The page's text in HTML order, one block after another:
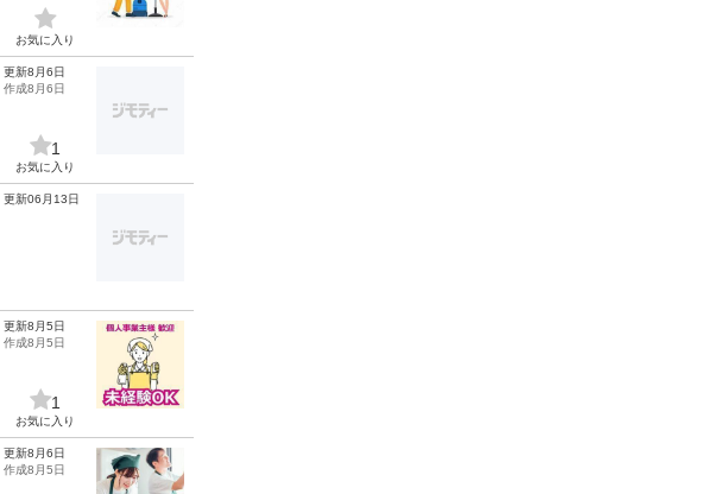
お気に入り
更新8月6日
作成8月6日
1
お気に入り
更新06月13日
更新8月5日
作成8月5日
1
お気に入り
更新8月6日
作成8月5日